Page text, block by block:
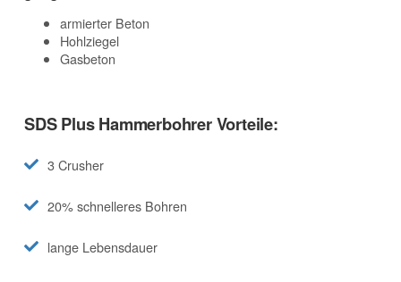
armierter Beton
Hohlziegel
Gasbeton
SDS Plus Hammerbohrer Vorteile:
3 Crusher
20% schnelleres Bohren
lange Lebensdauer